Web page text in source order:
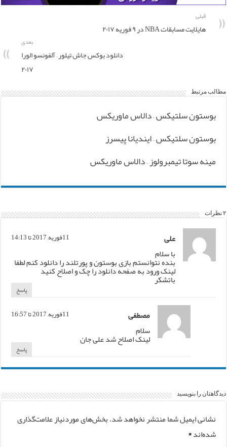
قبلی
هایلایت مسابقات NBA در ۹ فوریه ۲۰۱۷
بعدی
دانلود بوکس جاش تیلور – آلفونسو الورا
۲۰۱۷
مطالب مرتبط
بوستون سلتیکس – دالاس ماوریکس
بوستون سلتیکس – ایندیانا پیسرز
مینه سوتا تیمبرولوز – دالاس ماوریکس
۲ نظرات
علی 11فوریه, 2017 تا 14:13
با سلام
بنده نتوانستم بازی بوستون و پورتلند را دانلود کنم لطفا
لینک ورود به صفحه دانلود را چک و اصلاح کنید
باتشکر
پاسخ
مصطفی 11فوریه, 2017 تا 16:57
سلام
لینک اصلاح شد علی جان
پاسخ
دیدگاهتان را بنویسید
نشانی ایمیل شما منتشر نخواهد شد.بخش‌های موردنیاز علامت‌گذاری
شده‌اند*